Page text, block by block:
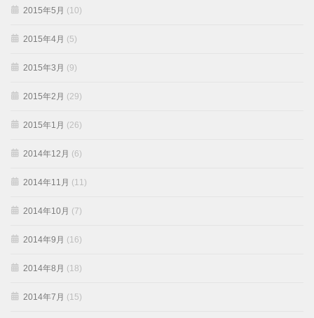
2015年5月 (10)
2015年4月 (5)
2015年3月 (9)
2015年2月 (29)
2015年1月 (26)
2014年12月 (6)
2014年11月 (11)
2014年10月 (7)
2014年9月 (16)
2014年8月 (18)
2014年7月 (15)